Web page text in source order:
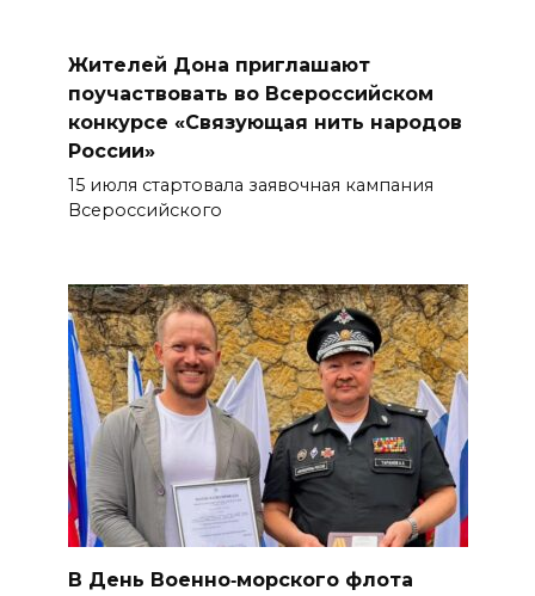
Жителей Дона приглашают
поучаствовать во Всероссийском
конкурсе «Связующая нить народов
России»
15 июля стартовала заявочная кампания
Всероссийского
В День Военно‑морского флота